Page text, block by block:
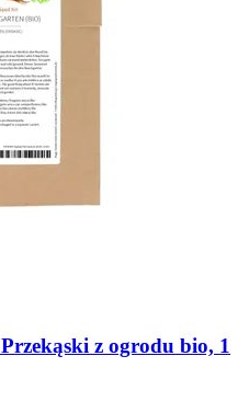
Przekąski z ogrodu bio, 1